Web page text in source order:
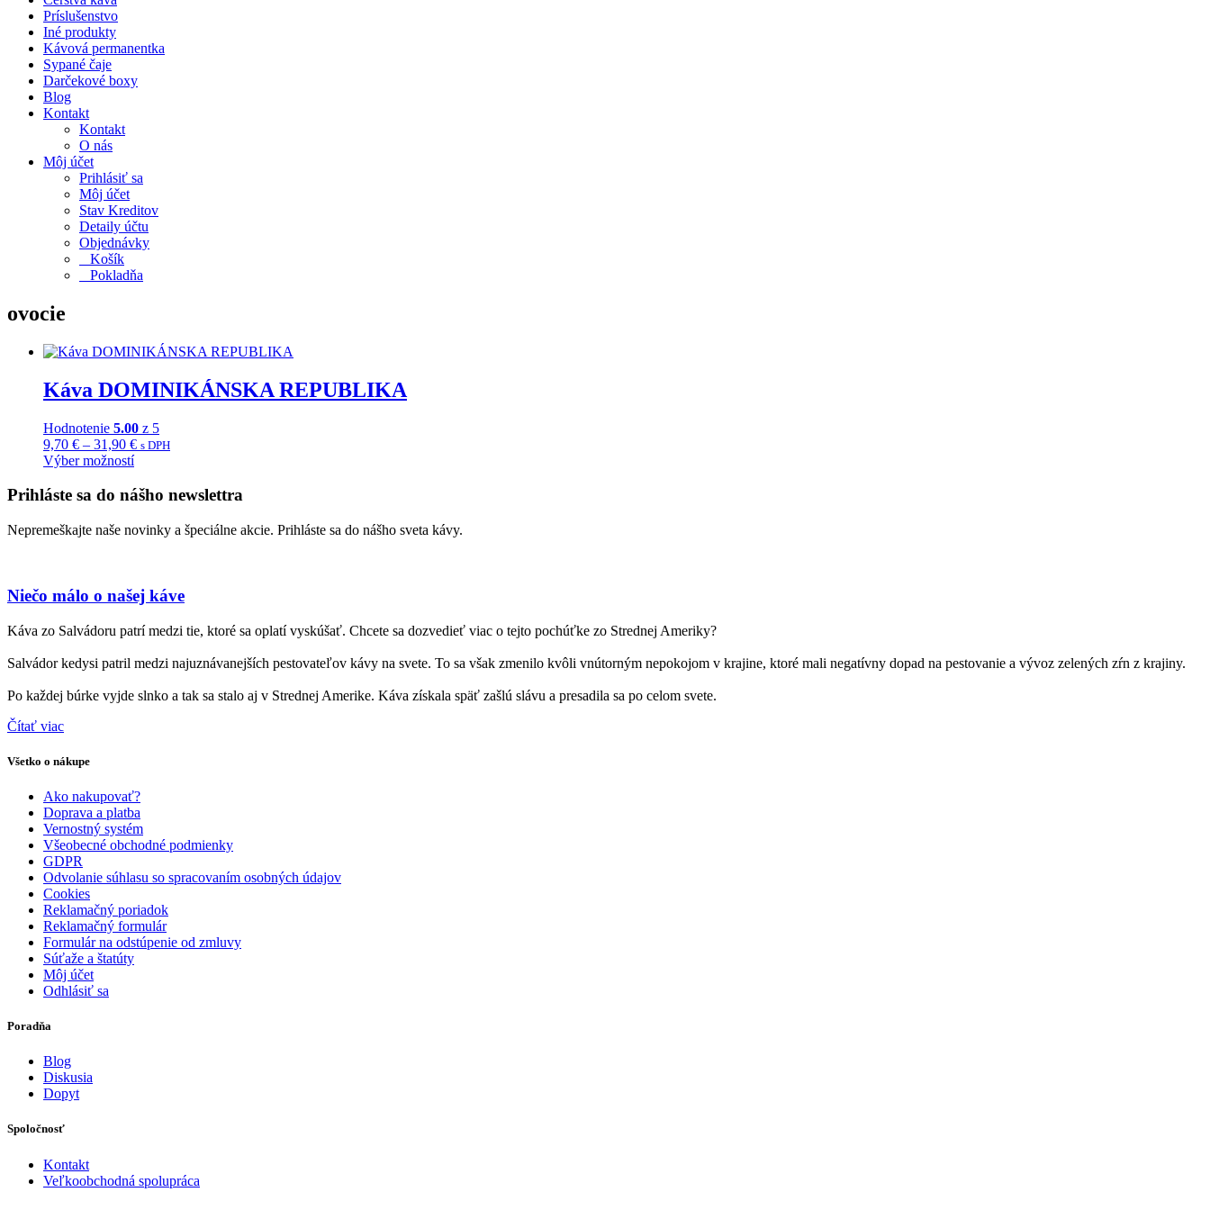
Príslušenstvo
Iné produkty
Kávová permanentka
Sypané čaje
Darčekové boxy
Blog
Kontakt
Kontakt
O nás
Môj účet
Prihlásiť sa
Môj účet
Stav Kreditov
Detaily účtu
Objednávky
Košík
Pokladňa
ovocie
Káva DOMINIKÁNSKA REPUBLIKA
Hodnotenie 5.00 z 5
9,70 € – 31,90 €Price
through
s DPH
Výber možností
produkt
viacero
variantov.
môžete
vybrať
stránke
Prihláste sa do nášho newslettra
Nepremeškajte naše novinky a špeciálne akcie. Prihláste sa do nášho sveta kávy.
Niečo málo o našej káve
Káva zo Salvádoru patrí medzi tie, ktoré sa oplatí vyskúšať. Chcete sa dozvedieť viac o tejto pochúťke zo Strednej Ameriky?
Salvádor kedysi patril medzi najuznávanejších pestovateľov kávy na svete. To sa však zmenilo kvôli vnútorným nepokojom v krajine, ktoré mali negatívny dopad na pestovanie a vývoz zelených zŕn z krajiny.
Po každej búrke vyjde slnko a tak sa stalo aj v Strednej Amerike. Káva získala späť zašlú slávu a presadila sa po celom svete.
Čítať viac
Všetko o nákupe
Ako nakupovať?
Doprava a platba
Vernostný systém
Všeobecné obchodné podmienky
GDPR
Odvolanie súhlasu so spracovaním osobných údajov
Cookies
Reklamačný poriadok
Reklamačný formulár
Formulár na odstúpenie od zmluvy
Súťaže a štatúty
Môj účet
Odhlásiť sa
Poradňa
Blog
Diskusia
Dopyt
Spoločnosť
Kontakt
Veľkoobchodná spolupráca